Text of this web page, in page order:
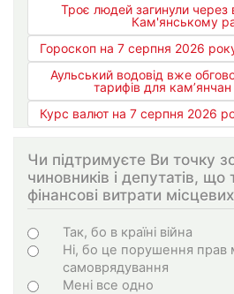
Троє людей загинули
Кам'янському
Гороскоп на 7 серпня 2026
Аульський водовід вже
тарифів для
Курс валют на 7 серпня 2026
Чи підтримуєте Ви точку
чиновників і депутатів,
фінансові витрати
Варіанти
Так, бо в країні війна
Ні, бо це порушення прав
самоврядування
Мені все одно